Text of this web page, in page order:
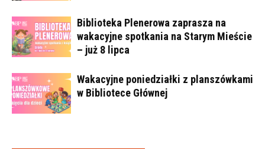
Biblioteka Plenerowa zaprasza na
wakacyjne spotkania na Starym Mieście
– już 8 lipca
Wakacyjne poniedziałki z planszówkami
w Bibliotece Głównej